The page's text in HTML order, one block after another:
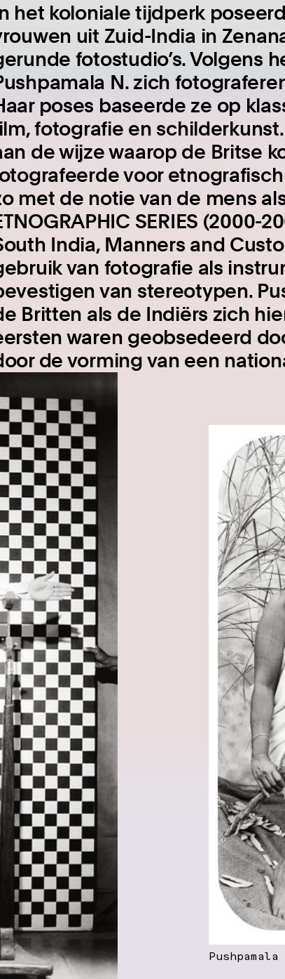
het koloniale tijdperk
uit Zuid-India in
fotostudio’s. Volgens
N. zich
poses baseerde ze op
fotografie en
de wijze waarop de Britse
voor
met de notie van de mens
SERIES (2000-
India, Manners and
van fotografie als
van stereotypen.
Britten als de Indiërs zich
waren geobsedeerd
de vorming van een
Pushpamala